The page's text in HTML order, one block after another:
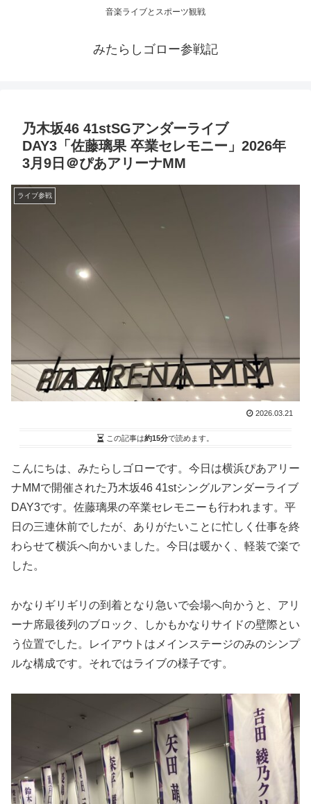
音楽ライブとスポーツ観戦
みたらしゴロー参戦記
乃木坂46 41stSGアンダーライブ
DAY3「佐藤璃果 卒業セレモニー」2026年
3月9日＠ぴあアリーナMM
ライブ参戦
2026.03.21
この記事は約15分で読めます。
こんにちは、みたらしゴローです。今日は横浜ぴあアリー
ナMMで開催された乃木坂46 41stシングルアンダーライブ
DAY3です。佐藤璃果の卒業セレモニーも行われます。平
日の三連休前でしたが、ありがたいことに忙しく仕事を終
わらせて横浜へ向かいました。今日は暖かく、軽装で楽で
した。
かなりギリギリの到着となり急いで会場へ向かうと、アリ
ーナ席最後列のブロック、しかもかなりサイドの壁際とい
う位置でした。レイアウトはメインステージのみのシンプ
ルな構成です。それではライブの様子です。